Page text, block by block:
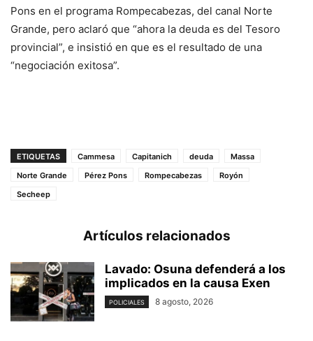
Pons en el programa Rompecabezas, del canal Norte
Grande, pero aclaró que “ahora la deuda es del Tesoro
provincial”, e insistió en que es el resultado de una
“negociación exitosa”.
ETIQUETAS Cammesa Capitanich deuda
Massa
Norte Grande
Pérez Pons Rompecabezas
Royón
Secheep
Artículos relacionados
Lavado: Osuna defenderá a los
implicados en la causa Exen
POLICIALES 8 agosto, 2026